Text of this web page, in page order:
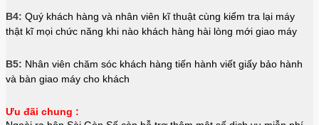
B4: Quý khách hàng và nhân viên kĩ thuật cùng kiểm tra lại máy
thật kĩ mọi chức năng khi nào khách hàng hài lòng mới giao máy
B5: Nhân viên chăm sóc khách hàng tiến hành viết giấy bảo hành
và bàn giao máy cho khách
Ưu đãi chung :